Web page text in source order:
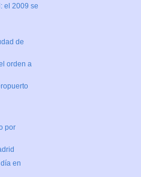
el 2009 se
de
orden a
por
en